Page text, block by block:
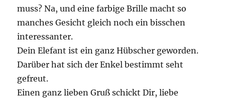
muss? Na, und eine farbige Brille macht so
manches Gesicht gleich noch ein bisschen
interessanter.
Dein Elefant ist ein ganz Hübscher geworden.
Darüber hat sich der Enkel bestimmt seht
gefreut.
Einen ganz lieben Gruß schickt Dir, liebe